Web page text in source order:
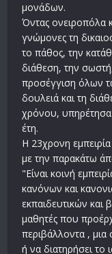
μονάδων.
Όντας ονειροπόλα
γνώμονες τη
το πάθος, την
διάθεση, την
προσέγγιση όλων
δουλειά και τη
χρόνου,
έτη.
Η 23χρονη
με την παρακάτω
"Είναι κοινή
κανόνων και
εκπαιδευτικών
μαθητές που
περιβάλλοντα , μια
ή να διατηρήσει το